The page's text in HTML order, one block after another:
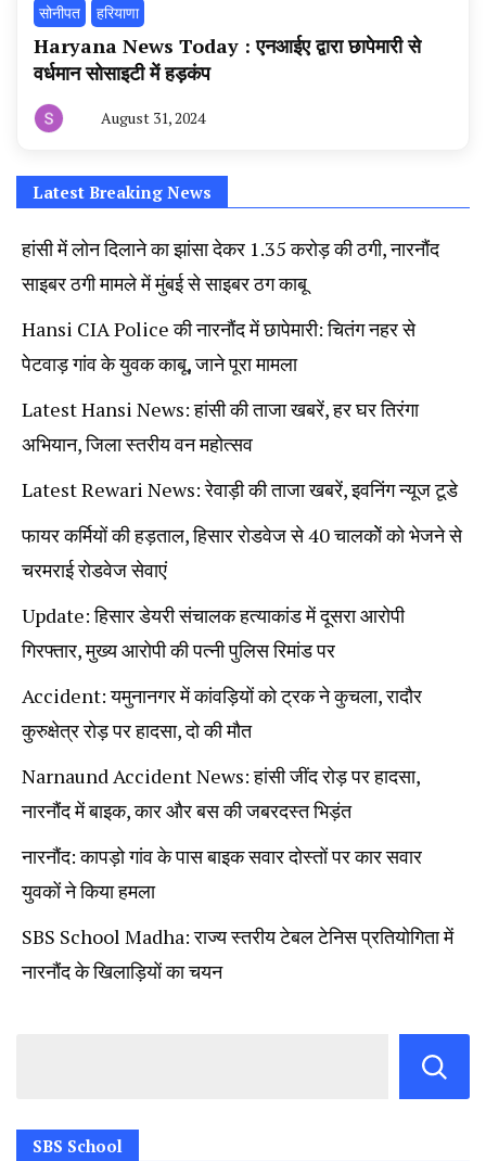
सोनीपत हरियाणा
Haryana News Today : एनआईए द्वारा छापेमारी से
वर्धमान सोसाइटी में हड़कंप
टूडे
August 31, 2024
Latest Breaking News
हांसी में लोन दिलाने का झांसा देकर 1.35 करोड़ की ठगी, नारनौंद
साइबर ठगी मामले में मुंबई से साइबर ठग काबू
Hansi CIA Police की नारनौंद में छापेमारी: चितंग नहर से
पेटवाड़ गांव के युवक काबू, जाने पूरा मामला
Latest Hansi News: हांसी की ताजा खबरें, हर घर तिरंगा
अभियान, जिला स्तरीय वन महोत्सव
Latest Rewari News: रेवाड़ी की ताजा खबरें, इवनिंग न्यूज टूडे
फायर कर्मियों की हड़ताल, हिसार रोडवेज से 40 चालकोें को भेजने से
चरमराई रोडवेज सेवाएं
Update: हिसार डेयरी संचालक हत्याकांड में दूसरा आरोपी
गिरफ्तार, मुख्य आरोपी की पत्नी पुलिस रिमांड पर
Accident: यमुनानगर में कांवड़ियों को ट्रक ने कुचला, रादौर
कुरुक्षेत्र रोड़ पर हादसा, दो की मौत
Narnaund Accident News: हांसी जींद रोड़ पर हादसा,
नारनौंद में बाइक, कार और बस की जबरदस्त भिड़ंत
नारनौंद: कापड़ो गांव के पास बाइक सवार दोस्तों पर कार सवार
युवकों ने किया हमला
SBS School Madha: राज्य स्तरीय टेबल टेनिस प्रतियोगिता में
नारनौंद के खिलाड़ियों का चयन
SBS School